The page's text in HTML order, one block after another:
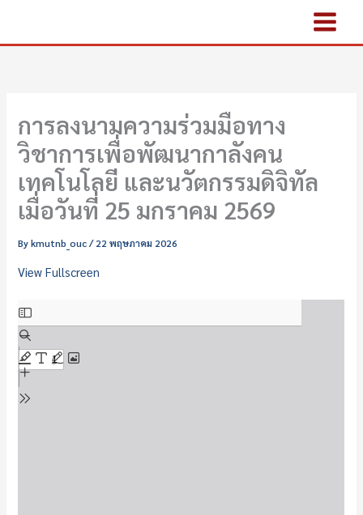
content
การลงนามความร่วมมือทาง
วิชาการเพื่อพัฒนากาลังคน
เทคโนโลยี และนวัตกรรมดิจิทัล
เมื่อวันที่ 25 มกราคม 2569
Bykmutnb_ouc/22 พฤษภาคม 2026
View Fullscreen
PDF